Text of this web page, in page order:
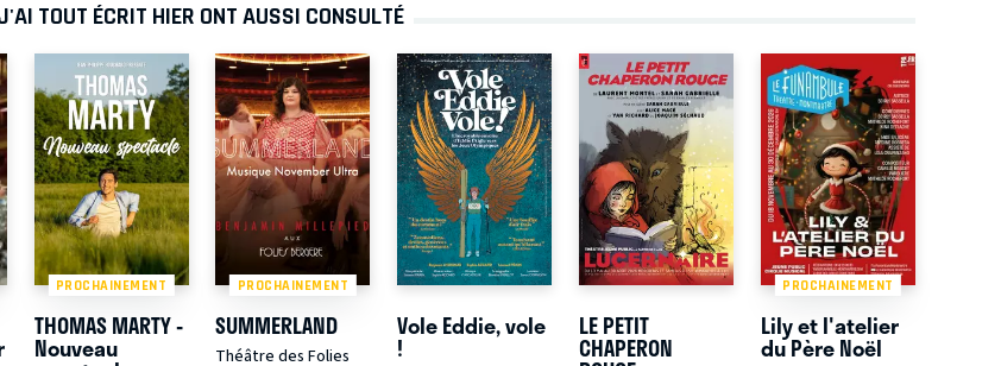
TOUT ÉCRIT HIER ONT AUSSI CONSULTÉ
PROCHAINEMENT
THOMAS MARTY -
Nouveau
PROCHAINEMENT
SUMMERLAND
Théâtre des Folies
Vole Eddie, vole
!
LE PETIT
CHAPERON
PROCHAINEMENT
Lily et l'atelier
du Père Noël